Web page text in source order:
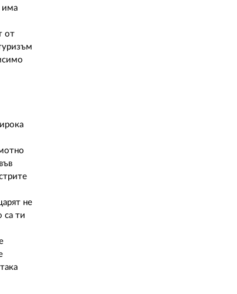
има
от
не
са ти